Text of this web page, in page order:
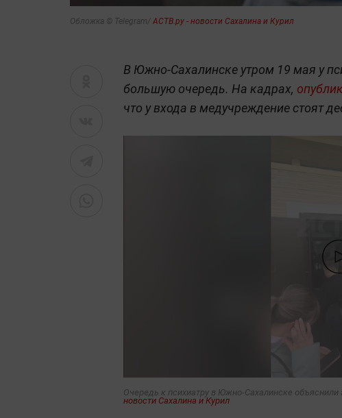
Обложка © Telegram/ АСТВ.ру - новости Сахалина и Курил
В Южно-Сахалинске утром 19 мая у
большую очередь. На кадрах,
что у входа в медучреждение стоят
Очередь к психиатру в Южно-Сахалинске
новости Сахалина и Курил